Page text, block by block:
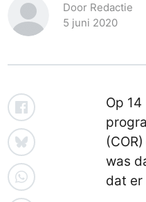
Door Redactie
5 juni 2020
Op
was
dat er